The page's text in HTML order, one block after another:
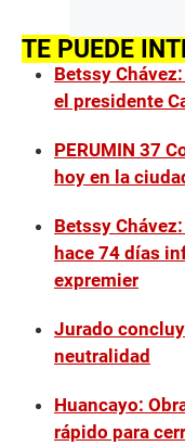
TE PUEDE
Betssy
el presidente
PERUMIN 37
hoy en la
Betssy
hace 74 días
expremier
Jurado
neutralidad
Huancayo:
rápido para